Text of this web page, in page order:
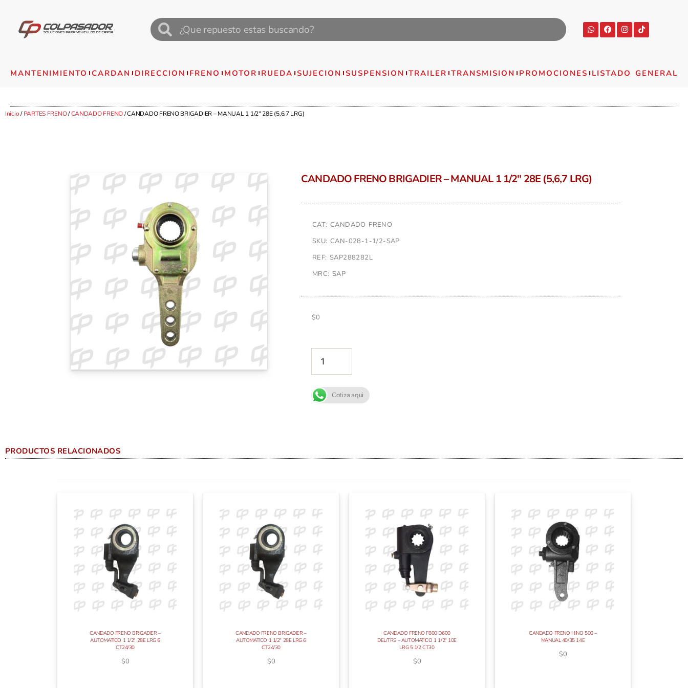
MANTENIMIENTO CARDAN DIRECCION FRENO MOTOR RUEDA SUJECION SUSPENSION TRAILER TRANSMISION PROMOCIONES LISTADO GENERAL
Inicio/PARTES FRENO/CANDADO FRENO/ CANDADO FRENO BRIGADIER – MANUAL 1 1/2″ 28E (5,6,7 LRG)
CANDADO FRENO BRIGADIER – MANUAL 1 1/2″ 28E (5,6,7 LRG)
CAT: CANDADO FRENO
SKU: CAN-028-1-1/2-SAP
REF: SAP288282L
MRC: SAP
$0
Cotiza aqui
PRODUCTOS RELACIONADOS
CANDADO FRENO BRIGADIER –
AUTOMATICO 1 1/2″ 28E LRG 6
CT24/30
$0
CANDADO FRENO BRIGADIER –
AUTOMATICO 1 1/2″ 28E LRG 6
CT24/30
$0
CANDADO FRENO F800 D600
DEL/TRS – AUTOMATICO 1 1/2″ 10E
LRG 5 1/2 CT30
$0
CANDADO FRENO HINO 500 –
MANUAL 40/35 14E
$0